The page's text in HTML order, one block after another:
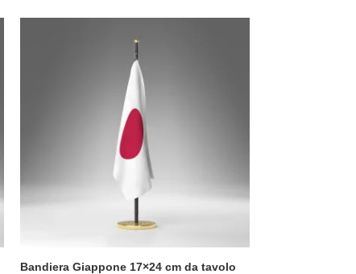
Bandiera Giappone 17×24 cm da tavolo